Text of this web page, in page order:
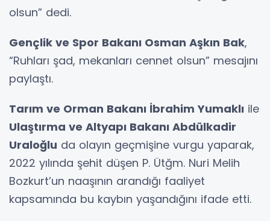
olsun” dedi.
Gençlik ve Spor Bakanı Osman Aşkın Bak,
“Ruhları şad, mekanları cennet olsun” mesajını
paylaştı.
Tarım ve Orman Bakanı İbrahim Yumaklı ile
Ulaştırma ve Altyapı Bakanı Abdülkadir
Uraloğlu da olayın geçmişine vurgu yaparak,
2022 yılında şehit düşen P. Ütğm. Nuri Melih
Bozkurt’un naaşının arandığı faaliyet
kapsamında bu kaybın yaşandığını ifade etti.